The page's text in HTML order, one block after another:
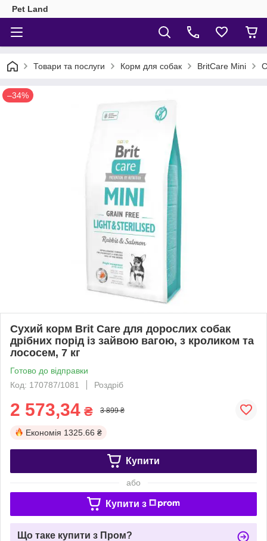
Pet Land
Товари та послуги Корм для собак BritCare Mini
–34%
Сухий корм Brit Care для дорослих собак
дрібних порід із зайвою вагою, з кроликом та
лососем, 7 кг
Готово до відправки
Код: 170787/1081
Роздріб
2 573,34 ₴ 3 899 ₴
Економія 1325.66 ₴
Купити
або
Купити з
Що таке купити з Пром?